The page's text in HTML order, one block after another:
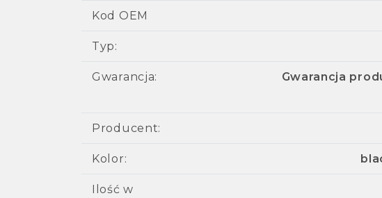
Kod OEM
Typ:
Gwarancja:
Gwarancja
Producent:
Kolor:
Ilość w